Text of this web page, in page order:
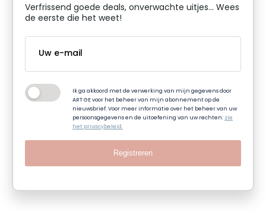
Verfrissend goede deals, onverwachte uitjes... Wees
de eerste die het weet!
Ik ga akkoord met de verwerking van mijn gegevens door
ART GE voor het beheer van mijn abonnement op de
nieuwsbrief. Voor meer informatie over het beheer van uw
persoonsgegevens en de uitoefening van uw rechten: zie
het privacybeleid.
Registreren